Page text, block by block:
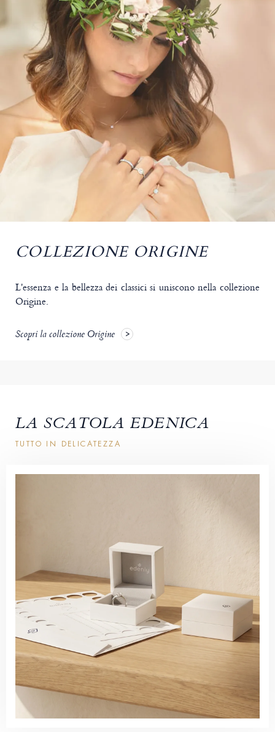
COLLEZIONE ORIGINE
L'essenza e la bellezza dei classici si uniscono nella collezione
Origine.
Scopri la collezione Origine
LA SCATOLA EDENICA
TUTTO IN DELICATEZZA